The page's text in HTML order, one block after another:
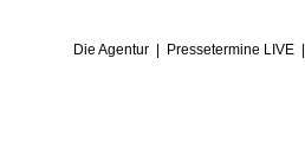
Die Agentur| Pressetermine LIVE|